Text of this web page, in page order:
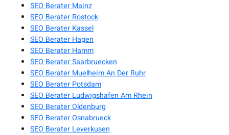
SEO Berater Mainz
SEO Berater Rostock
SEO Berater Kassel
SEO Berater Hagen
SEO Berater Hamm
SEO Berater Saarbruecken
SEO Berater Muelheim An Der Ruhr
SEO Berater Potsdam
SEO Berater Ludwigshafen Am Rhein
SEO Berater Oldenburg
SEO Berater Osnabrueck
SEO Berater Leverkusen